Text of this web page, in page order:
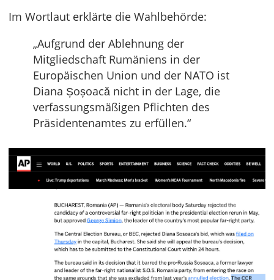
Im Wortlaut erklärte die Wahlbehörde:
„Aufgrund der Ablehnung der
Mitgliedschaft Rumäniens in der
Europäischen Union und der NATO ist
Diana Șoșoacă nicht in der Lage, die
verfassungsmäßigen Pflichten des
Präsidentenamtes zu erfüllen.“